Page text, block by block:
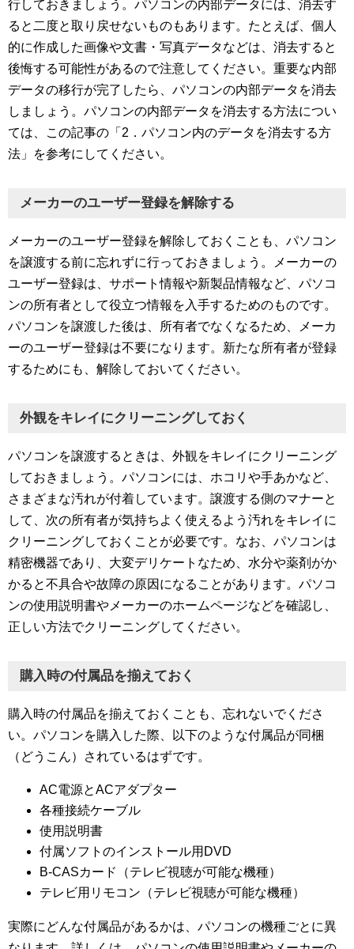
行しておきましょう。パソコンの内部データには、消去す
ると二度と取り戻せないものもあります。たとえば、個人
的に作成した画像や文書・写真データなどは、消去すると
後悔する可能性があるので注意してください。重要な内部
データの移行が完了したら、パソコンの内部データを消去
しましょう。パソコンの内部データを消去する方法につい
ては、この記事の「2．パソコン内のデータを消去する方
法」を参考にしてください。
メーカーのユーザー登録を解除する
メーカーのユーザー登録を解除しておくことも、パソコン
を譲渡する前に忘れずに行っておきましょう。メーカーの
ユーザー登録は、サポート情報や新製品情報など、パソコ
ンの所有者として役立つ情報を入手するためのものです。
パソコンを譲渡した後は、所有者でなくなるため、メーカ
ーのユーザー登録は不要になります。新たな所有者が登録
するためにも、解除しておいてください。
外観をキレイにクリーニングしておく
パソコンを譲渡するときは、外観をキレイにクリーニング
しておきましょう。パソコンには、ホコリや手あかなど、
さまざまな汚れが付着しています。譲渡する側のマナーと
して、次の所有者が気持ちよく使えるよう汚れをキレイに
クリーニングしておくことが必要です。なお、パソコンは
精密機器であり、大変デリケートなため、水分や薬剤がか
かると不具合や故障の原因になることがあります。パソコ
ンの使用説明書やメーカーのホームページなどを確認し、
正しい方法でクリーニングしてください。
購入時の付属品を揃えておく
購入時の付属品を揃えておくことも、忘れないでくださ
い。パソコンを購入した際、以下のような付属品が同梱
（どうこん）されているはずです。
AC電源とACアダプター
各種接続ケーブル
使用説明書
付属ソフトのインストール用DVD
B-CASカード（テレビ視聴が可能な機種）
テレビ用リモコン（テレビ視聴が可能な機種）
実際にどんな付属品があるかは、パソコンの機種ごとに異